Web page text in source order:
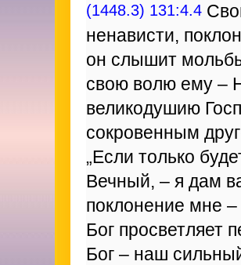
(1448.3) 131:4.4
ненависти,
он слышит
свою волю ему –
великодушию
сокровенным
„Если только
Вечный, – я дам
поклонение мне
Бог просветляет
Бог – наш